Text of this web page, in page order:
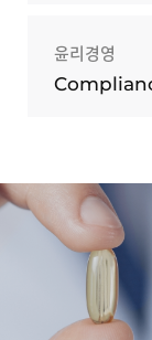
윤리경영